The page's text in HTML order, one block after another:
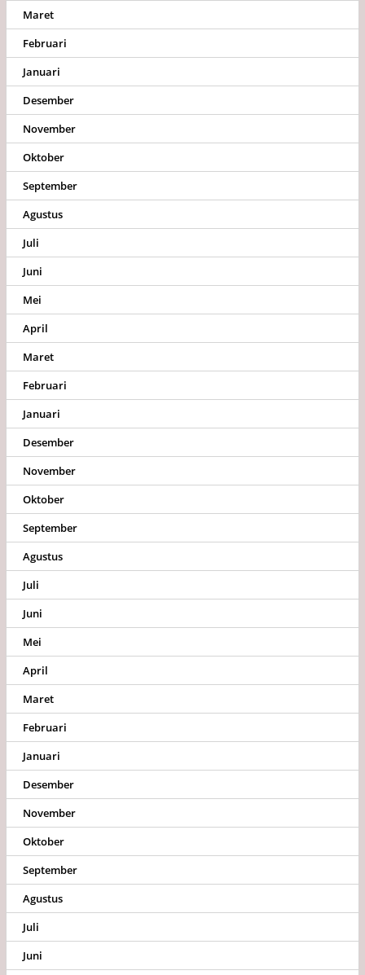
Maret
Februari
Januari
Desember
November
Oktober
September
Agustus
Juli
Juni
Mei
April
Maret
Februari
Januari
Desember
November
Oktober
September
Agustus
Juli
Juni
Mei
April
Maret
Februari
Januari
Desember
November
Oktober
September
Agustus
Juli
Juni